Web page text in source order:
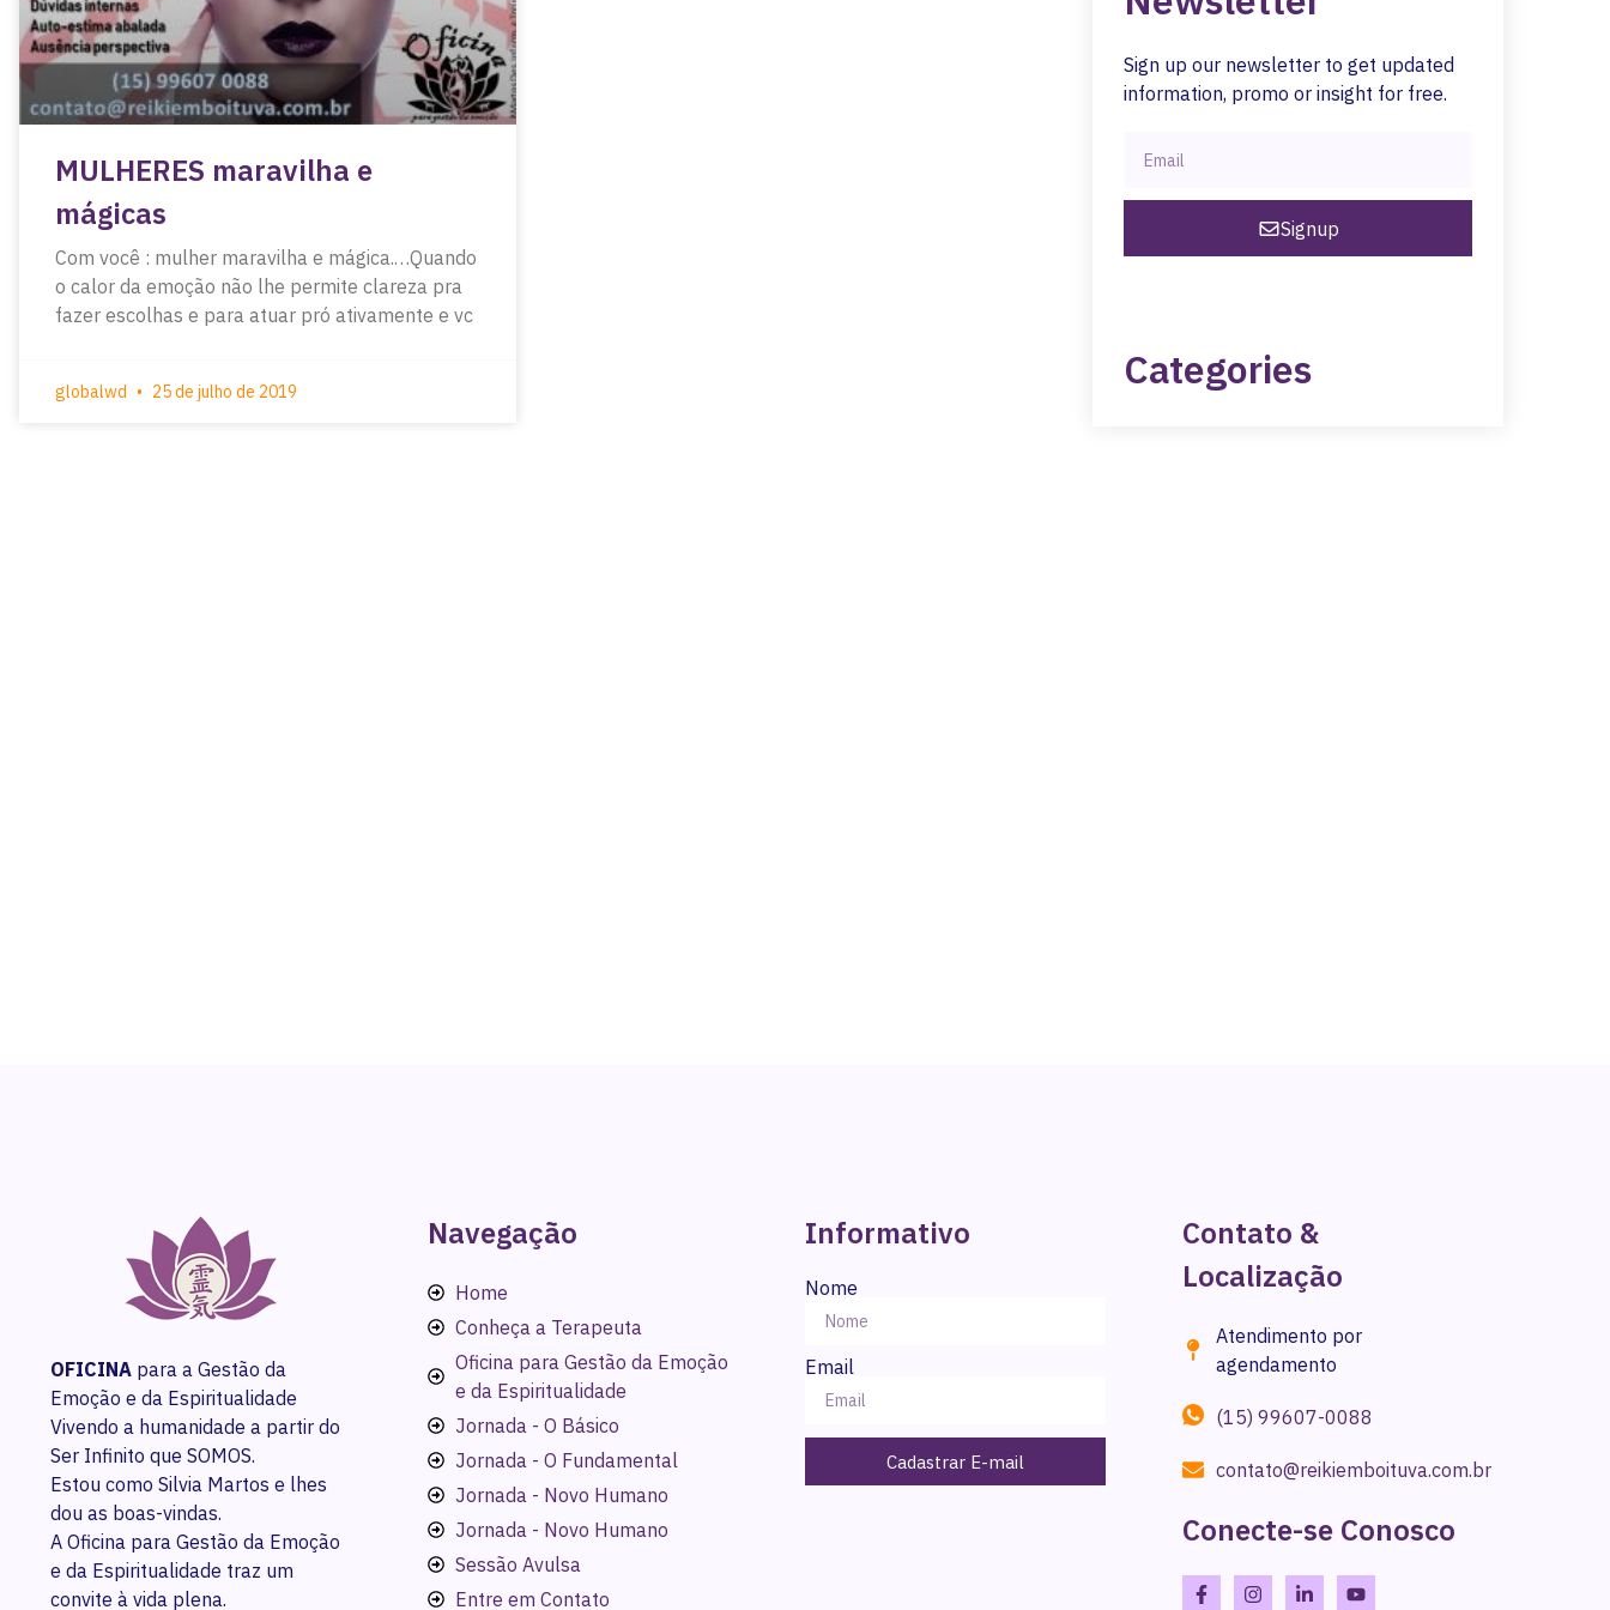
MULHERES maravilha e
mágicas
Com você : mulher maravilha e mágica.…Quando
o calor da emoção não lhe permite clareza pra
fazer escolhas e para atuar pró ativamente e vc
globalwd 25 de julho de 2019
Sign up our newsletter to get updated
information, promo or insight for free.
Signup
Categories
OFICINA para a Gestão da
Emoção e da Espiritualidade
Vivendo a humanidade a partir do
Ser Infinito que SOMOS.
Estou como Silvia Martos e lhes
dou as boas-vindas.
A Oficina para Gestão da Emoção
e da Espiritualidade traz um
convite à vida plena.
Navegação
Home
Conheça a Terapeuta
Oficina para Gestão da Emoção
e da Espiritualidade
Jornada - O Básico
Jornada - O Fundamental
Jornada - Novo Humano
Jornada - Novo Humano
Sessão Avulsa
Entre em Contato
Informativo
Nome
Email
Cadastrar E-mail
Contato &
Localização
Atendimento por
agendamento
(15) 99607-0088
contato@reikiemboituva.com.br
Conecte-se Conosco